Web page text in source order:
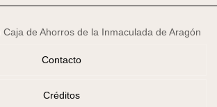
de Ahorros de la Inmaculada de Aragón
Contacto
Créditos